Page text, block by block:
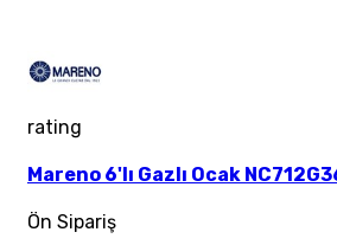
rating
Mareno 6'lı Gazlı Ocak
Ön Sipariş